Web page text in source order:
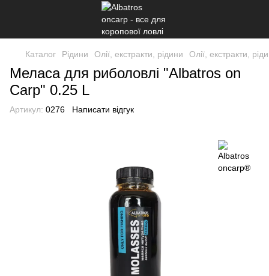
Каталог Рідини Олії, екстракти, рідини Олії, екстракти,
Меласа для риболовлі "Albatros on
Carp" 0.25 L
Артикул: 0276 Написати відгук